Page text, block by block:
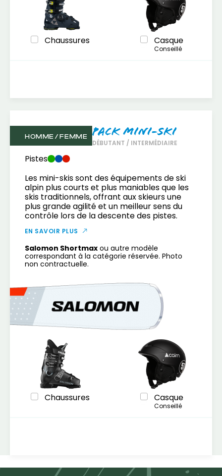
Chaussures Casque
Conseillé
HOMME / FEMME Pack Mini-Ski
DÉBUTANT / INTERMÉDIAIRE
Pistes
Les mini-skis sont des équipements de ski
alpin plus courts et plus maniables que les
skis traditionnels, offrant aux skieurs une
plus grande agilité et un meilleur sens du
contrôle lors de la descente des pistes.
EN SAVOIR PLUS
Salomon Shortmax ou autre modèle
correspondant à la catégorie réservée. Photo
non contractuelle.
Chaussures Casque
Conseillé